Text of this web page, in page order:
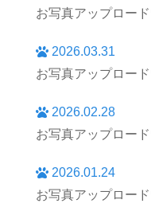
お写真アップロード
2026.03.31
お写真アップロード
2026.02.28
お写真アップロード
2026.01.24
お写真アップロード